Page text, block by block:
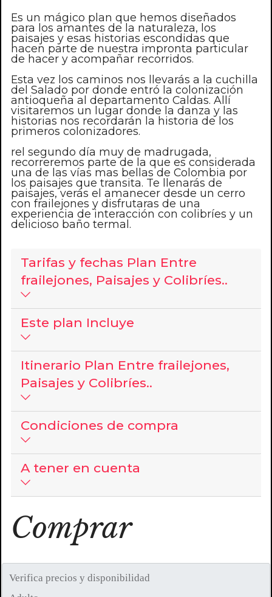
Es un mágico plan que hemos diseñados
para los amantes de la naturaleza, los
paisajes y esas historias escondidas que
hacen parte de nuestra impronta particular
de hacer y acompañar recorridos.
Esta vez los caminos nos llevarás a la cuchilla
del Salado por donde entró la colonización
antioqueña al departamento Caldas. Allí
visitaremos un lugar donde la danza y las
historias nos recordarán la historia de los
primeros colonizadores.
rel segundo día muy de madrugada,
recorreremos parte de la que es considerada
una de las vías mas bellas de Colombia por
los paisajes que transita. Te llenarás de
paisajes, verás el amanecer desde un cerro
con frailejones y disfrutaras de una
experiencia de interacción con colibríes y un
delicioso baño termal.
Tarifas y fechas Plan Entre
frailejones, Paisajes y Colibríes..
Este plan Incluye
Itinerario Plan Entre frailejones,
Paisajes y Colibríes..
Condiciones de compra
A tener en cuenta
Comprar